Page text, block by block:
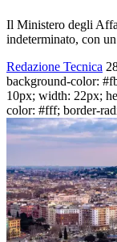
Il Ministero degli
indeterminato, con
Redazione Tecnica
background-color:
10px; width: 22px;
color: #fff; border-